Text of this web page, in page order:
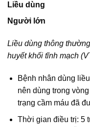
Liều dùng
Người lớn
Liều dùng thông
huyết khối tĩnh mạch
Bệnh nhân dùng
nên dùng trong
trạng cầm máu đã
Thời gian điều trị: 5